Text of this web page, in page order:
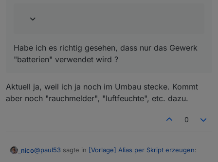
Habe ich es richtig gesehen, dass nur das Gewerk
"batterien" verwendet wird ?
Aktuell ja, weil ich ja noch im Umbau stecke. Kommt
aber noch "rauchmelder", "luftfeuchte", etc. dazu.
0
_nico@paul53 sagte in [Vorlage] Alias per Skript erzeugen: